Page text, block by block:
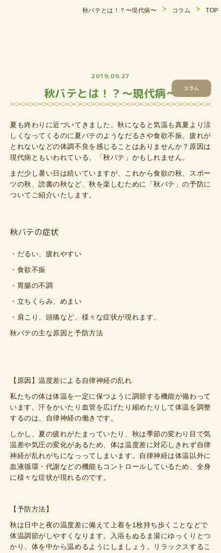
TOP
コラム
秋バテとは！？〜現代病〜
コラム
2019.09.27
秋バテとは！？〜現代病〜
夏も終わりに近づいてきました。秋になると気温も真夏より涼
しくなってくるのに夏バテのようなだるさや食欲不振、疲れが
とれないなどの体調不良を感じることはありませんか？原因は
現代病ともいわれている、「秋バテ」かもしれません。
まだ少し暑い日は続いていますが、これから食欲の秋、スポー
ツの秋、読書の秋など、秋を楽しむために「秋バテ」の予防に
ついてご紹介いたします。
秋バテの症状
・だるい、疲れやすい
・食欲不振
・胃腸の不調
・立ちくらみ、めまい
・肩こり、頭痛など、様々な症状が現れます。
秋バテの主な原因と予防方法
【原因】温度差による自律神経の乱れ
私たちの体は体温を一定に保つように調節する機能が備わって
います。汗をかいたり血管を広げたり縮めたりして体温を調整
するのは、自律神経の働きです。
しかし、夏の疲れがたまっていたり、秋は季節の変わり目で気
温差や気圧の変化があるため、体は温度差に対応しきれず自律
神経が乱れがちになっってしまいます。自律神経は体温以外に
血液循環・代謝などの機能もコントロールしているため、全身
に様々な症状が現れるのです。
【予防方法】
秋は日中と夜の温度差に備えて上着を1枚持ち歩くことなどで
体温調節がしやすくなります。入浴もぬるま湯にゆっくりとつ
かり、体を中から温めるようにしましょう。リラックスするこ